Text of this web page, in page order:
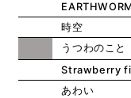
時空
うつわのこと
Strawberry
あわい